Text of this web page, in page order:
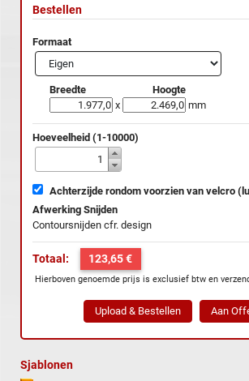
Bestellen
Formaat
Breedte
Hoogte
x
mm
Hoeveelheid (1-10000)
Achterzijde rondom voorzien van velcro
Afwerking Snijden
Contoursnijden cfr. design
Totaal: 123,65 €
Hierboven genoemde prijs is exclusief btw en
Sjablonen